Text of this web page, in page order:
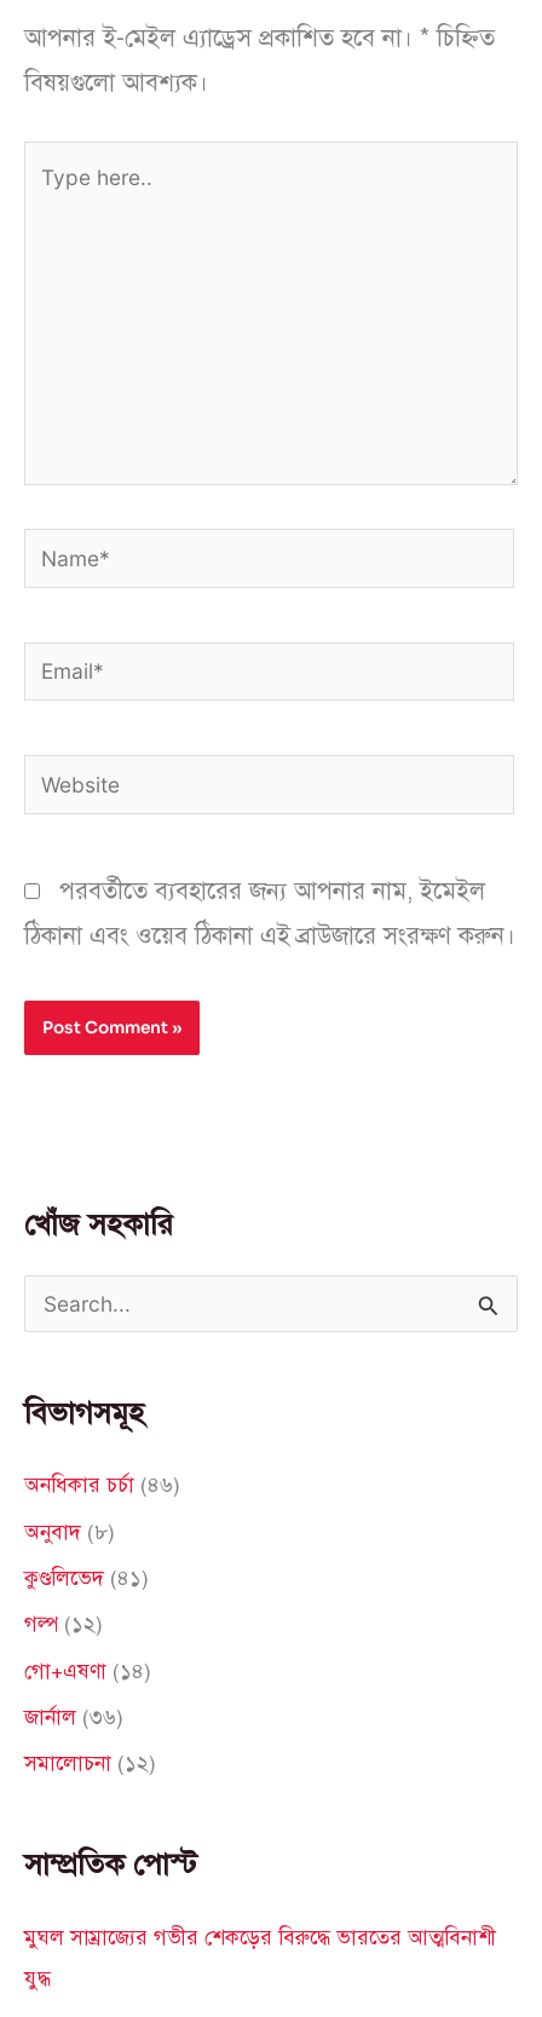
আপনার ই-মেইল এ্যাড্রেস প্রকাশিত হবে না। * চিহ্নিত
বিষয়গুলো আবশ্যক।
here..
Name*
Email*
Website
পরবর্তীতে ব্যবহারের জন্য আপনার নাম, ইমেইল
ঠিকানা এবং ওয়েব ঠিকানা এই ব্রাউজারে সংরক্ষণ করুন।
খোঁজ সহকারি
a
r
c
o
:
বিভাগসমূহ
অনধিকার চর্চা (৪৬)
অনুবাদ(৮)
কুণ্ডলিভেদ(৪১)
গল্প(১২)
গো+এষণা (১৪)
জার্নাল (৩৬)
সমালোচনা (১২)
সাম্প্রতিক পোস্ট
মুঘল সাম্রাজ্যের গভীর শেকড়ের বিরুদ্ধে ভারতের আত্মবিনাশী
যুদ্ধ